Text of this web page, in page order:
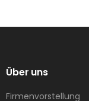
Über uns
Firmenvorstellung